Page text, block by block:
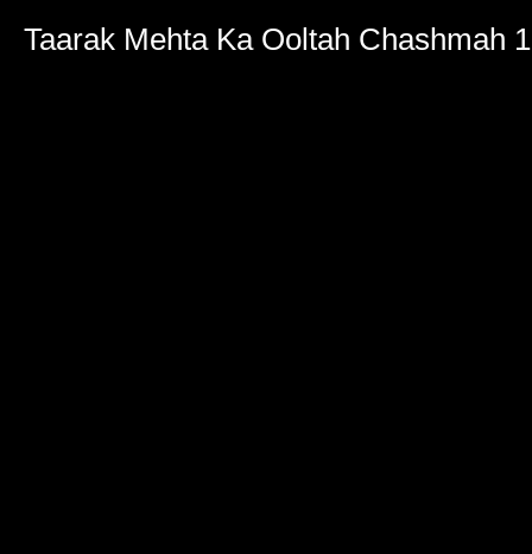
Taarak Mehta Ka Ooltah Chashmah